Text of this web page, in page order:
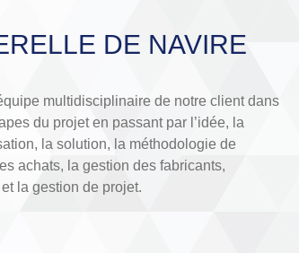
DE NAVIRE
multidisciplinaire de notre client dans
du projet en passant par l’idée, la
la solution, la méthodologie de
achats, la gestion des fabricants,
et la gestion de projet.